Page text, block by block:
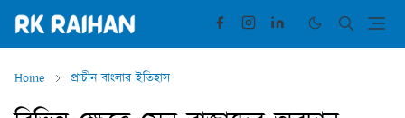
Home প্রাচীন বাংলার ইতিহাস